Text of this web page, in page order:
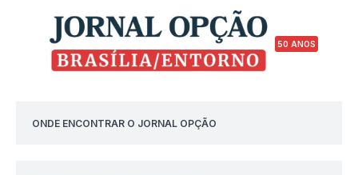
50 ANOS
ONDE ENCONTRAR O JORNAL OPÇÃO